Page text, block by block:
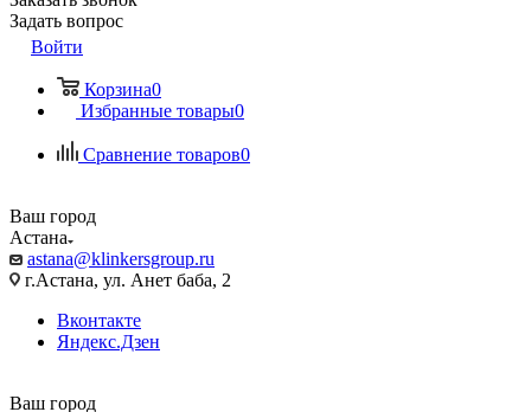
Задать вопрос
Войти
Корзина0
Избранные товары0
Сравнение товаров0
Ваш город
Астана
astana@klinkersgroup.ru
г.Астана, ул. Анет баба, 2
Вконтакте
Яндекс.Дзен
Ваш город